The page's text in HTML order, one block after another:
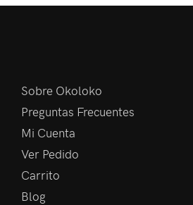
Sobre Okoloko
Preguntas Frecuentes
Mi Cuenta
Ver Pedido
Carrito
Blog